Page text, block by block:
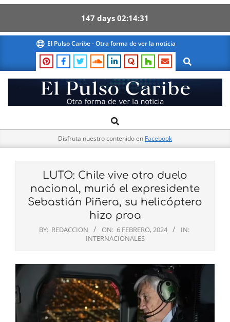
147 days 02 14 31
content
El Pulso Caribe - Otra forma de ver la noticia
Search
El
Pulso
Navigation
Search
Disfruta nuestro contenido en Facebook
LUTO: Chile vive otro duelo
nacional, murió el expresidente
Sebastián Piñera, su helicóptero
hizo proa
BY: REDACCION ON: 6 FEBRERO, 2024
IN:
INTERNACIONALES